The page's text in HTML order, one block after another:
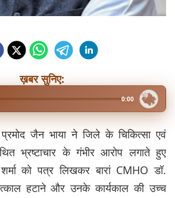
ख़बर सुनिए:
0:00
प्रमोद जैन भाया ने जिले के चिकित्सा एवं
भ्रष्टाचार के गंभीर आरोप लगाते हुए
को पत्र लिखकर बारां CMHO डॉ.
हटाने और उनके कार्यकाल की उच्च